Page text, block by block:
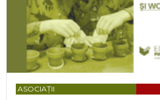
ASOCIAȚII